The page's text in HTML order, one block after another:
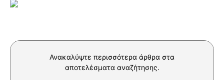
Ανακαλύψτε περισσότερα άρθρα στα
αποτελέσματα αναζήτησης.